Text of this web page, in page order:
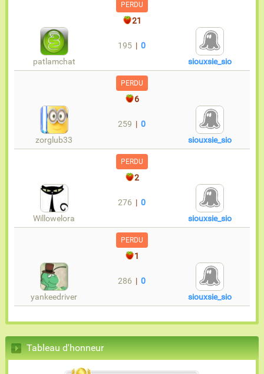
PERDU
21
patlamchat
195 |0
siouxsie_sio
PERDU
6
zorglub33
259 |0
siouxsie_sio
PERDU
2
Willowelora
276 |0
siouxsie_sio
PERDU
1
yankeedriver
286 |0
siouxsie_sio
Tableau d'honneur